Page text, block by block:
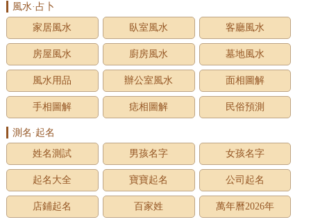
風水·占卜
家居風水
臥室風水 客廳風水
房屋風水 廚房風水 墓地風水
風水用品 辦公室風水 面相圖解
手相圖解 痣相圖解 民俗預測
測名·起名
姓名測試
男孩名字 女孩名字
起名大全 寶寶起名 公司起名
店鋪起名 百家姓 萬年曆2026年